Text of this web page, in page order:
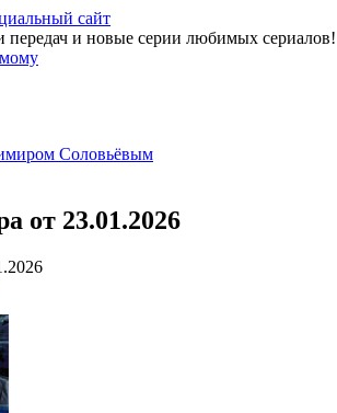
сайт
передач и новые серии любимых сериалов!
Соловьёвым
от 23.01.2026